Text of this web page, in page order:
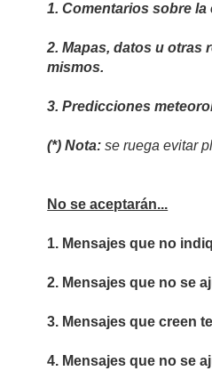
1. Comentarios sobre
2. Mapas, datos u otras
mismos.
3. Predicciones
(*) Nota: se ruega evitar
No se aceptarán...
1. Mensajes que no
2. Mensajes que no se
3. Mensajes que creen
4. Mensajes que no se